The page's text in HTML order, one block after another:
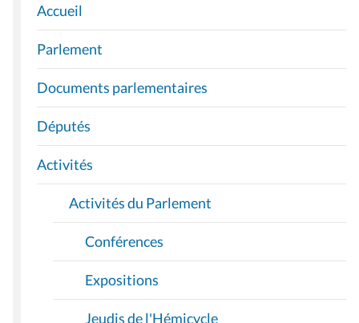
N
A
V
I
G
A
T
I
O
Accueil
Parlement
Documents parlementaires
Députés
Activités
Activités du Parlement
Conférences
Expositions
Jeudis de l'Hémicycle